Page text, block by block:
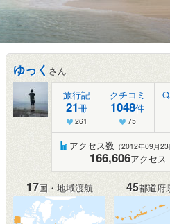
ゆっく さん
旅行記
21冊
261
クチコミ
1048件
75
アクセス数 （2012年09月23
166,606アクセス
17国・地域渡航 45都道府